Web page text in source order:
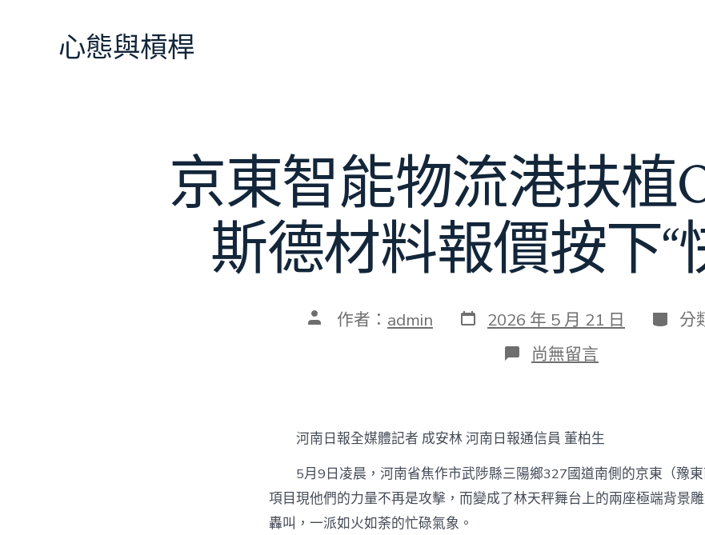
心態與槓桿
京東智能物流港扶植
斯德材料報價按下“
文 作者： admin 發
表
2026 年 5 月 21 日 分
類
分
在
〈京
物
流
港
扶
植
尚無留言
河南日報全媒體記者 成安林 河南日報通信員 董柏生
5月9日凌晨，河南省焦作市武陟縣三陽鄉327國道南側的京東（豫
項目現他們的力量不再是攻擊，而變成了林天秤舞台上的兩座極端背景
轟叫，一派如火如荼的忙碌氣象。